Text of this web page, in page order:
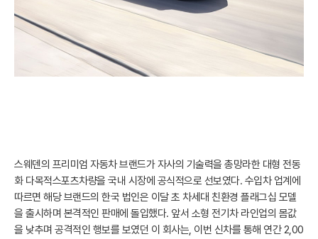
스웨덴의 프리미엄 자동차 브랜드가 자사의 기술력을 총망라한 대형 전동
화 다목적스포츠차량을 국내 시장에 공식적으로 선보였다. 수입차 업계에
따르면 해당 브랜드의 한국 법인은 이달 초 차세대 친환경 플래그십 모델
을 출시하며 본격적인 판매에 돌입했다. 앞서 소형 전기차 라인업의 몸값
을 낮추며 공격적인 행보를 보였던 이 회사는, 이번 신차를 통해 연간 2,00